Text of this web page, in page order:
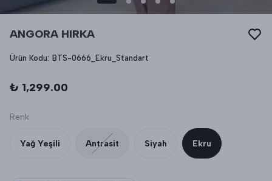
ANGORA HIRKA
Ürün Kodu: BTS-0666_Ekru_Standart
₺ 1,299.00
Renk
Yağ Yeşili Antrasit Siyah Ekru